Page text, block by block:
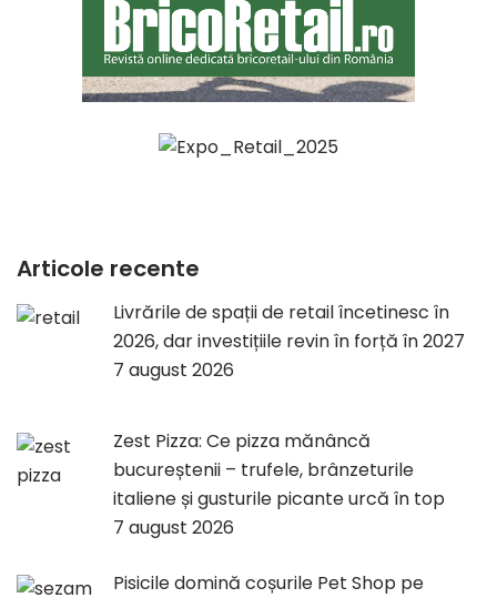
Articole recente
Livrările de spații de retail încetinesc în
2026, dar investițiile revin în forță în 2027
7 august 2026
Zest Pizza: Ce pizza mănâncă
bucureștenii – trufele, brânzeturile
italiene și gusturile picante urcă în top
7 august 2026
Pisicile domină coșurile Pet Shop pe